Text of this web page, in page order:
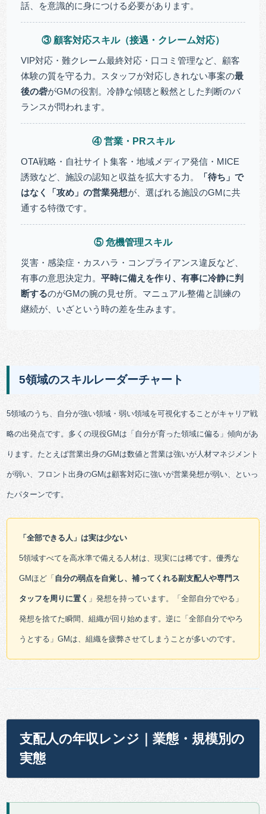
話、を意識的に身につける必要があります。
③ 顧客対応スキル（接遇・クレーム対応）
VIP対応・難クレーム最終対応・口コミ管理など、顧客
体験の質を守る力。スタッフが対応しきれない事案の最
後の砦がGMの役割。冷静な傾聴と毅然とした判断のバ
ランスが問われます。
④ 営業・PRスキル
OTA戦略・自社サイト集客・地域メディア発信・MICE
誘致など、施設の認知と収益を拡大する力。
「待ち」で
はなく「攻め」の営業発想が、選ばれる施設のGMに共
通する特徴です。
⑤ 危機管理スキル
災害・感染症・カスハラ・コンプライアンス違反など、
有事の意思決定力。平時に備えを作り、有事に冷静に判
断するのがGMの腕の見せ所。マニュアル整備と訓練の
継続が、いざという時の差を生みます。
5領域のスキルレーダーチャート
5領域のうち、自分が強い領域・弱い領域を可視化することがキャリア戦
略の出発点です。多くの現役GMは「自分が育った領域に偏る」傾向があ
ります。たとえば営業出身のGMは数値と営業は強いが人材マネジメント
が弱い、フロント出身のGMは顧客対応に強いが営業発想が弱い、といっ
たパターンです。
「全部できる人」は実は少ない
5領域すべてを高水準で備える人材は、現実には稀です。優秀な
GMほど「自分の弱点を自覚し、補ってくれる副支配人や専門ス
タッフを周りに置く 」発想を持っています。「全部自分でやる」
発想を捨てた瞬間、組織が回り始めます。逆に「全部自分でやろ
うとする」GMは、組織を疲弊させてしまうことが多いのです。
支配人の年収レンジ｜業態・規模別の
実態